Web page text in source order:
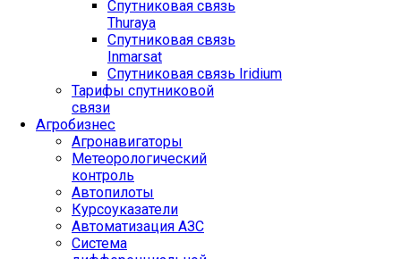
Спутниковая связь
Thuraya
Спутниковая связь
Inmarsat
Спутниковая связь Iridium
Тарифы спутниковой
связи
Агробизнес
Агронавигаторы
Метеорологический
контроль
Автопилоты
Курсоуказатели
Автоматизация АЗС
Система